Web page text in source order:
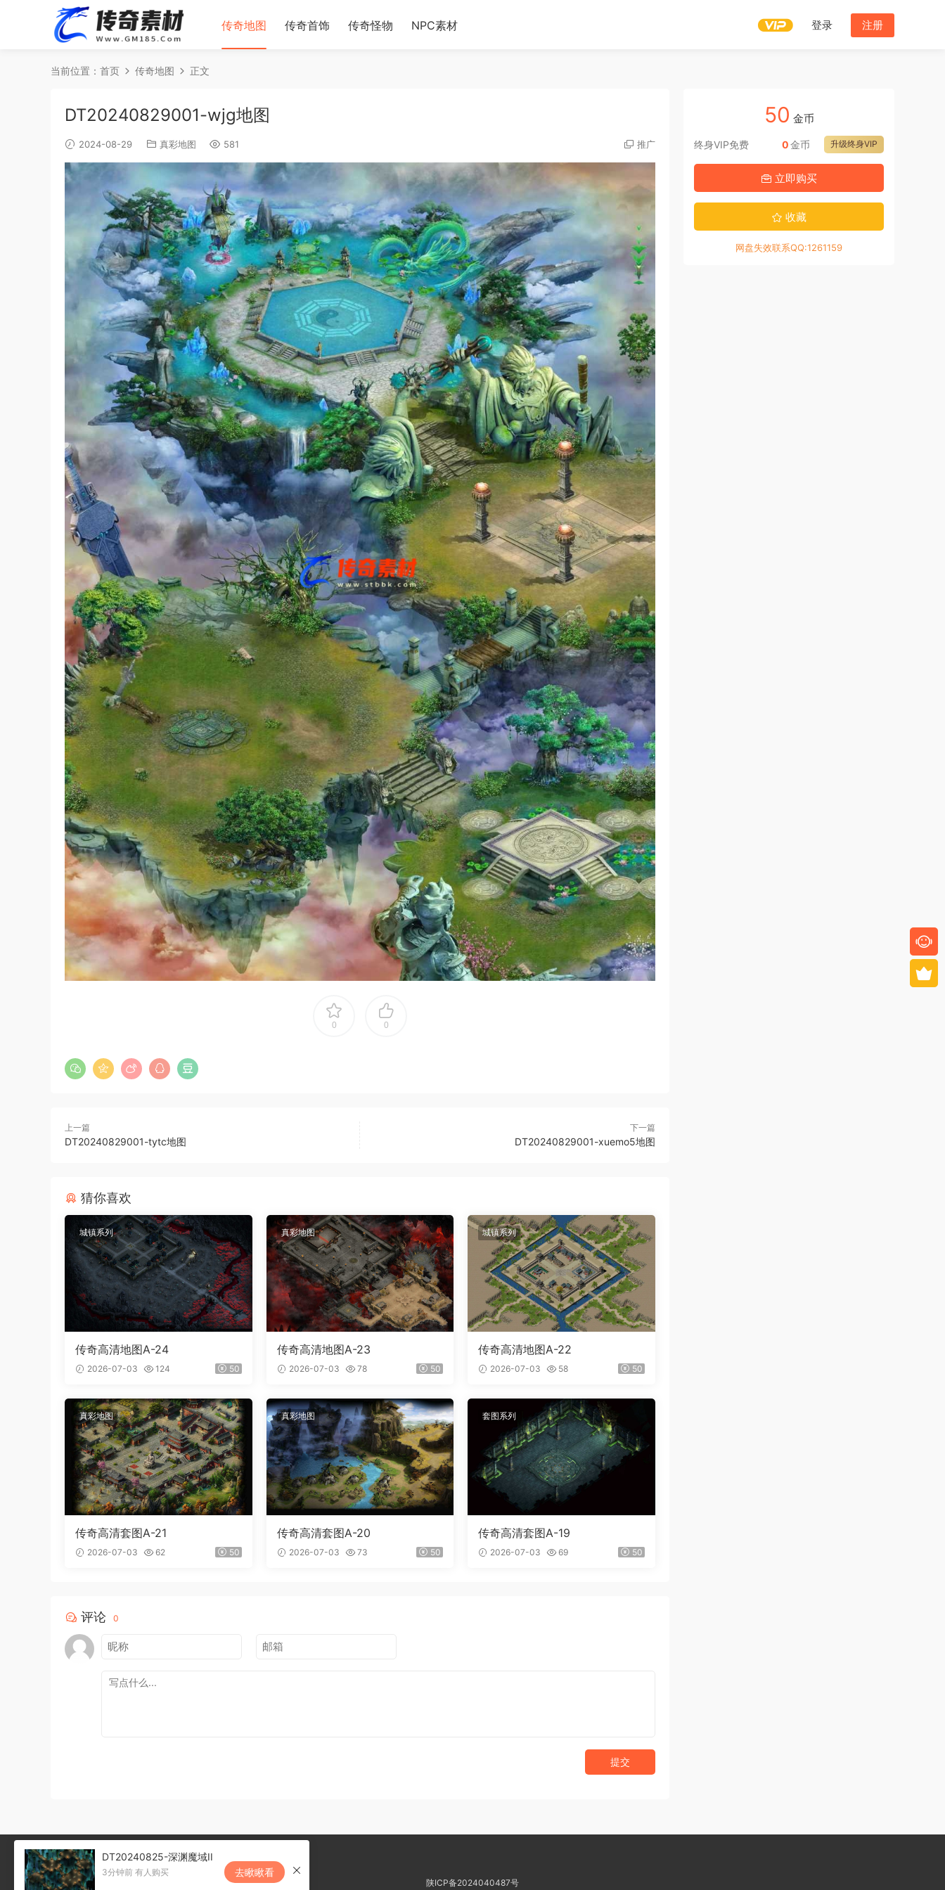
传奇地图 传奇首饰 传奇怪物 NPC素材 登录 注册
当前位置： 首页 传奇地图 正文
DT20240829001-wjg地图
2024-08-29 真彩地图 581 推广
0 0
上一篇
DT20240829001-tytc地图
下一篇
DT20240829001-xuemo5地图
猜你喜欢
城镇系列
传奇高清地图A-24
2026-07-03 124 50
真彩地图
传奇高清地图A-23
2026-07-03 78 50
城镇系列
传奇高清地图A-22
2026-07-03 58 50
真彩地图
传奇高清套图A-21
2026-07-03 62 50
真彩地图
传奇高清套图A-20
2026-07-03 73 50
套图系列
传奇高清套图A-19
2026-07-03 69 50
评论 0
提交
50 金币
终身VIP免费 升级终身VIP
0金币
立即购买
收藏
网盘失效联系QQ:1261159
陕ICP备2024040487号
DT20240825-深渊魔域II
3分钟前 有人购买 去瞅瞅看